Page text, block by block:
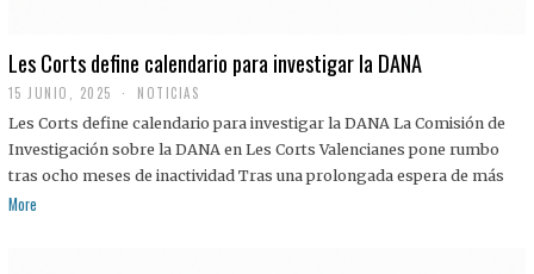
Les Corts define calendario para investigar la DANA
15 JUNIO, 2025 NOTICIAS
Les Corts define calendario para investigar la DANA La Comisión de
Investigación sobre la DANA en Les Corts Valencianes pone rumbo
tras ocho meses de inactividad Tras una prolongada espera de más
More